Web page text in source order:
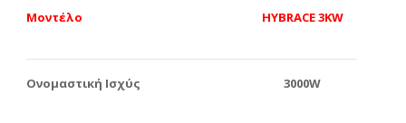
Μοντέλο HYBRACE 3KW
Ονομαστική Ισχύς 3000W